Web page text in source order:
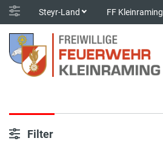
Steyr-Land FF Kleinraming
Filter